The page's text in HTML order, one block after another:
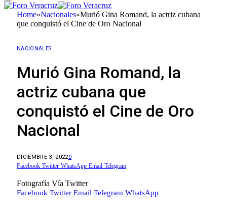
Home»Nacionales»Murió Gina Romand, la actriz cubana
que conquistó el Cine de Oro Nacional
NACIONALES
Murió Gina Romand, la
actriz cubana que
conquistó el Cine de Oro
Nacional
DICIEMBRE 3, 20220
Facebook Twitter WhatsApp Email Telegram
Fotografía Vía Twitter
Facebook Twitter Email Telegram WhatsApp